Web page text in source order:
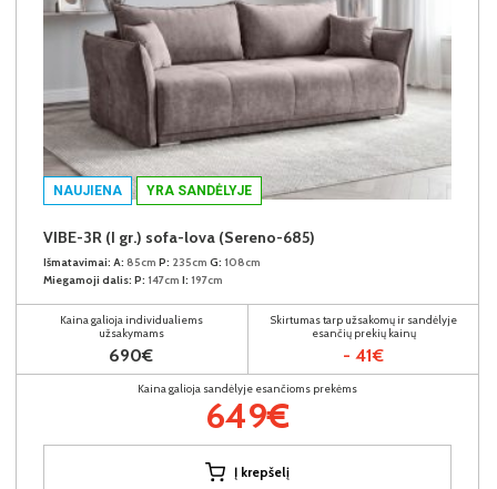
NAUJIENA YRA SANDĖLYJE
VIBE-3R (I gr.) sofa-lova (Sereno-685)
Išmatavimai: A: 85cm P: 235cm G: 108cm
Miegamoji dalis: P: 147cm I: 197cm
Kaina galioja individualiems
užsakymams
690€
Skirtumas tarp užsakomų ir sandėlyje
esančių prekių kainų
- 41€
Kaina galioja sandėlyje esančioms prekėms
649€
Į krepšelį